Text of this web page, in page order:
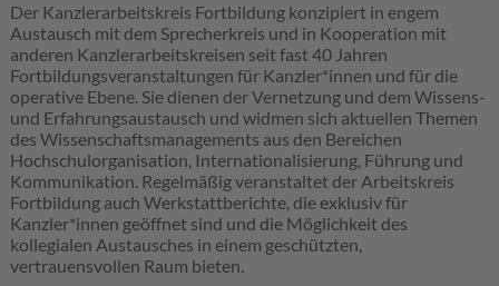
Der Kanzlerarbeitskreis Fortbildung konzipiert in engem
Austausch mit dem Sprecherkreis und in Kooperation mit
anderen Kanzlerarbeitskreisen seit fast 40 Jahren
Fortbildungsveranstaltungen für Kanzler*innen und für die
operative Ebene. Sie dienen der Vernetzung und dem Wissens-
und Erfahrungsaustausch und widmen sich aktuellen Themen
des Wissenschaftsmanagements aus den Bereichen
Hochschulorganisation, Internationalisierung, Führung und
Kommunikation. Regelmäßig veranstaltet der Arbeitskreis
Fortbildung auch Werkstattberichte, die exklusiv für
Kanzler*innen geöffnet sind und die Möglichkeit des
kollegialen Austausches in einem geschützten,
vertrauensvollen Raum bieten.